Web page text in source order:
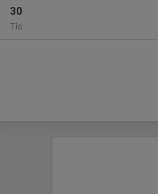
30
Tis